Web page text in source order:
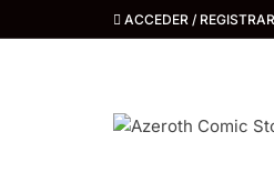
al
ACCEDER /